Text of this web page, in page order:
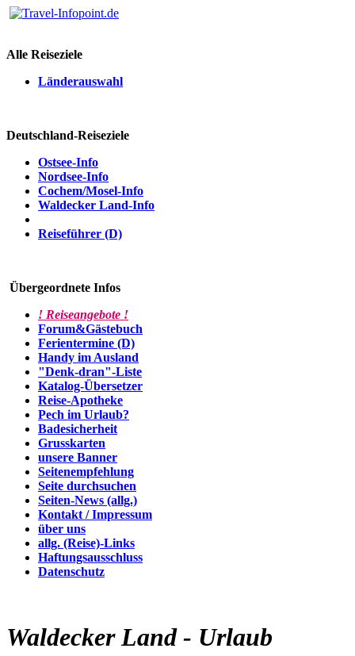
Alle Reiseziele
Länderauswahl
Deutschland-Reiseziele
Ostsee-Info
Nordsee-Info
Cochem/Mosel-Info
Waldecker Land-Info
Reiseführer (D)
Übergeordnete Infos
! Reiseangebote !
Forum&Gästebuch
Ferientermine (D)
Handy im Ausland
"Denk-dran"-Liste
Katalog-Übersetzer
Reise-Apotheke
Pech im Urlaub?
Badesicherheit
Grusskarten
unsere Banner
Seitenempfehlung
Seite durchsuchen
Seiten-News (allg.)
Kontakt / Impressum
über uns
allg. (Reise)-Links
Haftungsausschluss
Datenschutz
Waldecker Land - Urlaub